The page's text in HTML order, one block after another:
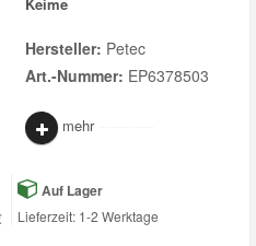
Hersteller: Petec
Art.-Nummer: EP6378503
mehr
Auf Lager
Lieferzeit: 1-2 Werktage